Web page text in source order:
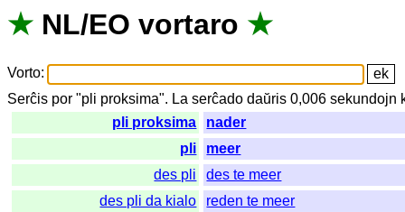
★ NL/EO vortaro ★
Vorto:
Serĉis por "pli proksima". La serĉado daŭris 0,006sekundojn
pli proksima
nader
pli
meer
des pli
des te meer
des pli da kialo
reden te meer